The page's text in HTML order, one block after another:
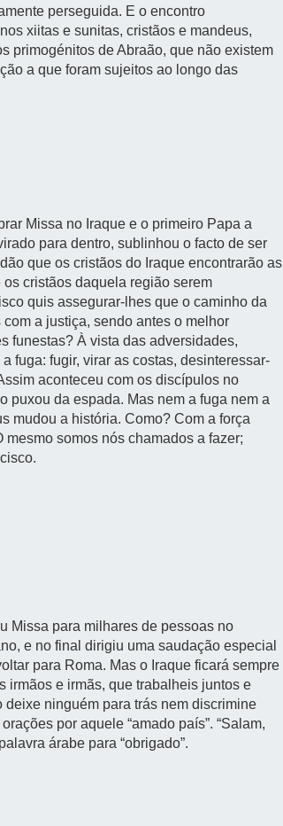
perseguida. E o encontro
xiitas e sunitas, cristãos e mandeus,
primogénitos de Abraão, que não existem
a que foram sujeitos ao longo das
Missa no Iraque e o primeiro Papa a
para dentro, sublinhou o facto de ser
que os cristãos do Iraque encontrarão as
cristãos daquela região serem
quis assegurar-lhes que o caminho da
a justiça, sendo antes o melhor
funestas? À vista das adversidades,
fuga: fugir, virar as costas, desinteressar-
aconteceu com os discípulos no
puxou da espada. Mas nem a fuga nem a
mudou a história. Como? Com a força
somos nós chamados a fazer;
Missa para milhares de pessoas no
e no final dirigiu uma saudação especial
para Roma. Mas o Iraque ficará sempre
irmãos e irmãs, que trabalheis juntos e
ninguém para trás nem discrimine
por aquele “amado país”. “Salam,
árabe para “obrigado”.